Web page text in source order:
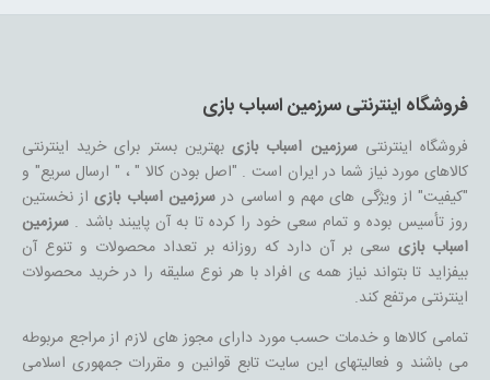
فروشگاه اینترنتی سرزمین اسباب بازی
فروشگاه اینترنتیسرزمین اسباب بازیبهترین بستر برای خرید اینترنتی
کالاهای مورد نیاز شما در ایران است . "اصل بودن کالا " ، " ارسال سریع" و
"کیفیت" از ویژگی های مهم و اساسی درسرزمین اسباب بازیاز نخستین
روز تأسیس بوده و تمام سعی خود را کرده تا به آن پایبند باشد .سرزمین
اسباب بازیسعی بر آن دارد که روزانه بر تعداد محصولات و تنوع آن
بیفزاید تا بتواند نیاز همه ی افراد با هر نوع سلیقه را در خرید محصولات
اینترنتی مرتفع کند.
تمامی کالاها و خدمات حسب مورد دارای مجوز های لازم از مراجع مربوطه
می باشند و فعالیتهای این سایت تابع قوانین و مقررات جمهوری اسلامی